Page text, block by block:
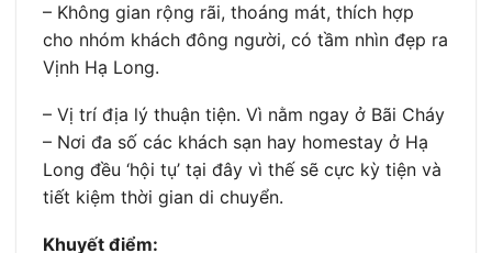
– Không gian rộng rãi, thoáng mát, thích hợp
cho nhóm khách đông người, có tầm nhìn đẹp ra
Vịnh Hạ Long.
– Vị trí địa lý thuận tiện. Vì nằm ngay ở Bãi Cháy
– Nơi đa số các khách sạn hay homestay ở Hạ
Long đều ‘hội tụ’ tại đây vì thế sẽ cực kỳ tiện và
tiết kiệm thời gian di chuyển.
Khuyết điểm: